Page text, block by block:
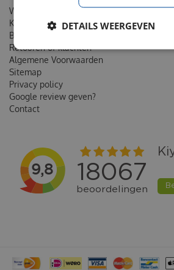
Wie is van Noord
Klantenkaart
Bestellen & Verzending
Retouren of klachten
Algemene Voorwaarden
Sitemap
Privacy policy
Google review geven?
Contact
DETAILS WEERGEVEN